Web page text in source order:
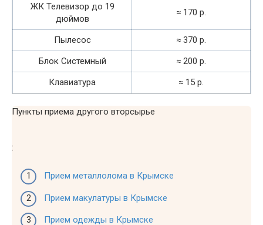
ЖК Телевизор до 19
дюймов
≈ 170 р.
Пылесос
≈ 370 р.
Блок Системный
≈ 200 р.
Клавиатура
≈ 15 р.
Пункты приема другого вторсырье
:
Прием металлолома в Крымске
Прием макулатуры в Крымске
Прием одежды в Крымске